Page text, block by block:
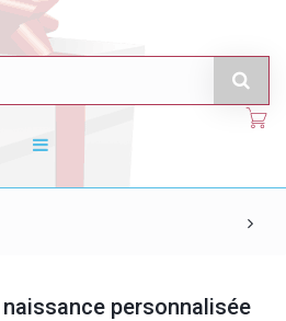
personnalisée